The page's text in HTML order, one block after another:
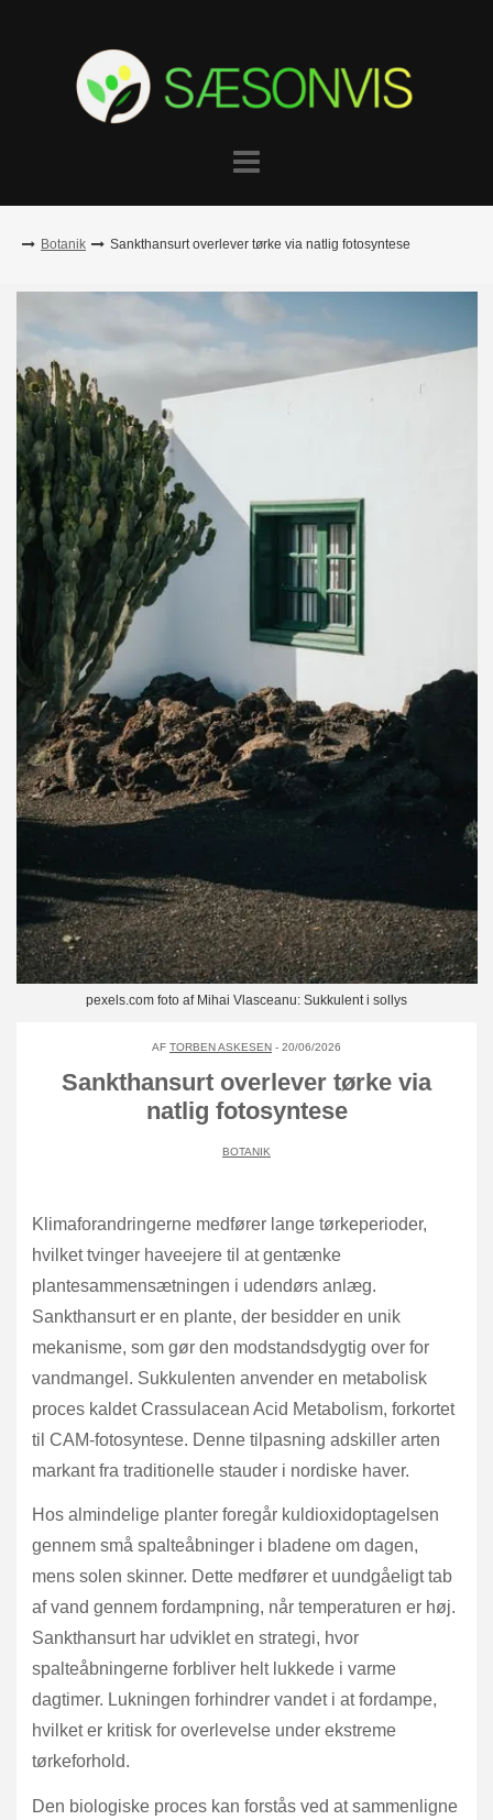
Botanik Sankthansurt overlever tørke via natlig fotosyntese
pexels.com foto af Mihai Vlasceanu: Sukkulent i sollys
AF TORBEN ASKESEN - 20/06/2026
Sankthansurt overlever tørke via
natlig fotosyntese
BOTANIK
Klimaforandringerne medfører lange tørkeperioder,
hvilket tvinger haveejere til at gentænke
plantesammensætningen i udendørs anlæg.
Sankthansurt er en plante, der besidder en unik
mekanisme, som gør den modstandsdygtig over for
vandmangel. Sukkulenten anvender en metabolisk
proces kaldet Crassulacean Acid Metabolism, forkortet
til CAM-fotosyntese. Denne tilpasning adskiller arten
markant fra traditionelle stauder i nordiske haver.
Hos almindelige planter foregår kuldioxidoptagelsen
gennem små spalteåbninger i bladene om dagen,
mens solen skinner. Dette medfører et uundgåeligt tab
af vand gennem fordampning, når temperaturen er høj.
Sankthansurt har udviklet en strategi, hvor
spalteåbningerne forbliver helt lukkede i varme
dagtimer. Lukningen forhindrer vandet i at fordampe,
hvilket er kritisk for overlevelse under ekstreme
tørkeforhold.
Den biologiske proces kan forstås ved at sammenligne